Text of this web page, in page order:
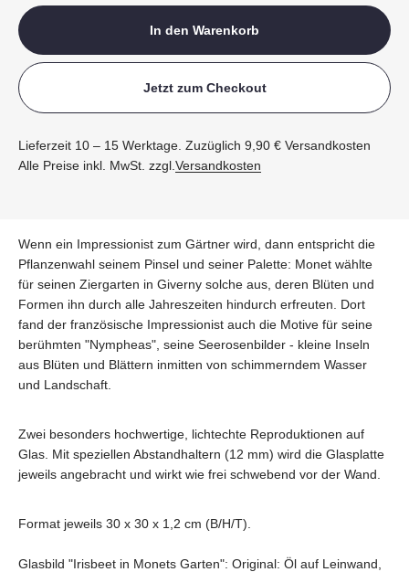
In den Warenkorb
Jetzt zum Checkout
Lieferzeit 10 – 15 Werktage. Zuzüglich 9,90 € Versandkosten
Alle Preise inkl. MwSt. zzgl. Versandkosten
Wenn ein Impressionist zum Gärtner wird, dann entspricht die
Pflanzenwahl seinem Pinsel und seiner Palette: Monet wählte
für seinen Ziergarten in Giverny solche aus, deren Blüten und
Formen ihn durch alle Jahreszeiten hindurch erfreuten. Dort
fand der französische Impressionist auch die Motive für seine
berühmten "Nympheas", seine Seerosenbilder - kleine Inseln
aus Blüten und Blättern inmitten von schimmerndem Wasser
und Landschaft.
Zwei besonders hochwertige, lichtechte Reproduktionen auf
Glas. Mit speziellen Abstandhaltern (12 mm) wird die Glasplatte
jeweils angebracht und wirkt wie frei schwebend vor der Wand.
Format jeweils 30 x 30 x 1,2 cm (B/H/T).
Glasbild "Irisbeet in Monets Garten": Original: Öl auf Leinwand,